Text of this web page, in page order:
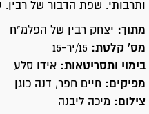
ותרבותי. שפת הדבור של
מתוך: יצחק רבין של הפלמ"ח
מס' קלטת:
בימוי ותסריטאות: אידו סלע
מפיקים: חיים חפר, דנה כוגן
צילום: מיכה ליבנה